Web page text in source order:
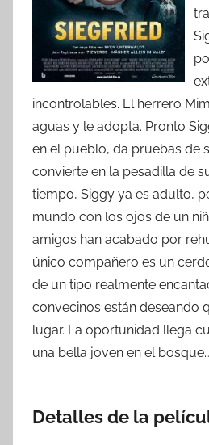
incontrolables. El herrero
aguas y le adopta. Pronto
en el pueblo, da pruebas de
convierte en la pesadilla de
tiempo, Siggy ya es adulto,
mundo con los ojos de un
amigos han acabado por
único compañero es un
de un tipo realmente
convecinos están deseando
lugar. La oportunidad llega
una bella joven en el bosque…
Detalles de la